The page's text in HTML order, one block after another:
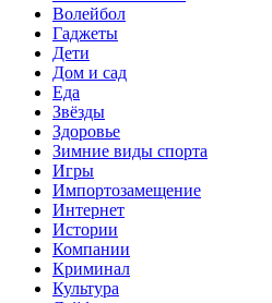
Волейбол
Гаджеты
Дети
Дом и сад
Еда
Звёзды
Здоровье
Зимние виды спорта
Игры
Импортозамещение
Интернет
Истории
Компании
Криминал
Культура